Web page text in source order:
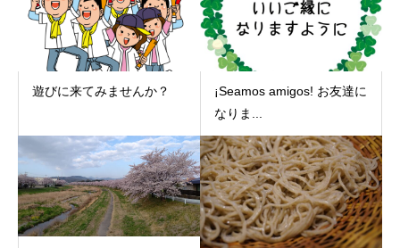
遊びに来てみませんか？
¡Seamos amigos! お友達に
なりま...